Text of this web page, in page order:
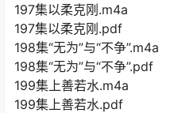
197集以柔克刚.m4a
197集以柔克刚.pdf
198集“无为”与“不争”.m4a
198集“无为”与“不争”.pdf
199集上善若水.m4a
199集上善若水.pdf